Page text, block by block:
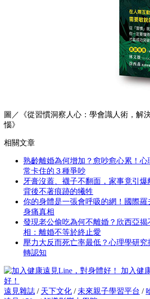
圖／《從習慣洞察人心：學會識人術，解
惱》
相關文章
熟齡離婚為何增加？愈吵愈心累！
常卡住的３種爭吵
牙膏沒蓋、襪子不翻面，家事竟引
背後不著痕跡的犧牲
你的身體是一張會呼吸的網！國際羅
身痛真相
發現老公偷吃為何不離婚？欣西亞
相：離婚不等於終止愛
壓力大反而死亡率最低？心理學研
轉認知
加入健
好！
遠見雜誌 / 天下文化 / 未來親子學習平台 /